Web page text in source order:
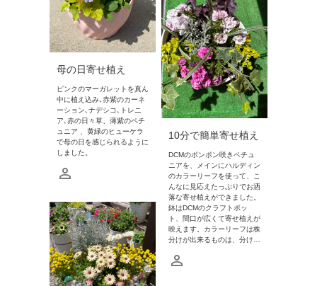
母の日寄せ植え
ピンクのマーガレットを真ん
中に植え込み､赤紫のカーネ
ーション､ナデシコ､トレニ
ア､赤の日々草、薄紫のペチ
ュニア 、黄緑のヒューケラ
で母の日を感じられるように
しました。
10分で簡単寄せ植え
DCMのポンポン咲きペチュ
ニアを、メインにハルディン
のカラーリーフを使って、こ
んなに見応えたっぷりでお洒
落な寄せ植えができました。
鉢はDCMのクラフトポッ
ト、間口が広くて寄せ植えが
映えます。カラーリーフは株
分けが出来るものは、分け…